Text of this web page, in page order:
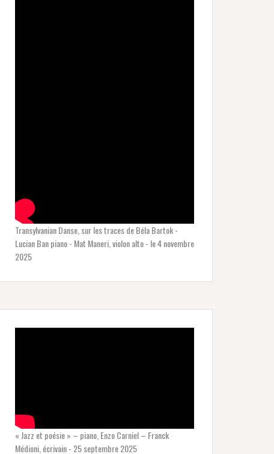
Transylvanian Danse, sur les traces de Béla Bartok -
Lucian Ban piano - Mat Maneri, violon alto - le 4 novembre
2025
« Jazz et poésie » – piano, Enzo Carniel – Franck
Médioni, écrivain - 25 septembre 2025